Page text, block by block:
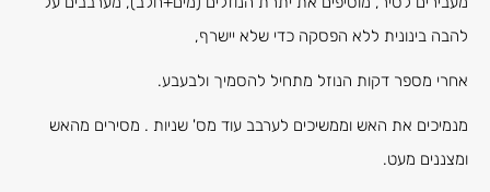
להבה בינונית ללא הפסקה כדי שלא יישרף,
אחרי מספר דקות הנוזל מתחיל להסמיך ולבעבע.
מנמיכים את האש וממשיכים לערבב עוד מס' שניות . מסירים מהאש
ומצננים מעט.